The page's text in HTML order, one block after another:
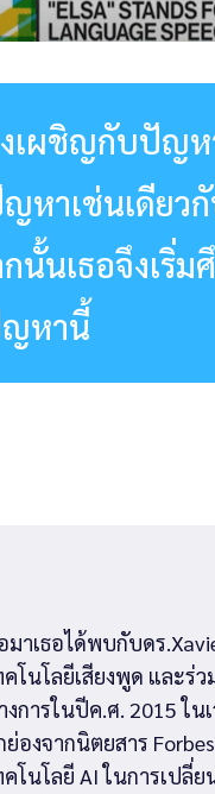
เผชิญกับปัญห
าเช่นเดียวกั
นั้นเธอจึงเริ่ม
หานี้
มาเธอได้พบกับดร
คโนโลยีเสียงพูด และร่ว
งการในปีค.ศ. 2015 ใน
ย่องจากนิตยสาร
คโนโลยี AI ในการเปลี่